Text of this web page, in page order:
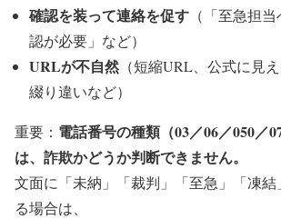
確認を装って連絡を促す （「至急担
認が必要」など）
URLが不自然 （短縮URL、公式に見
綴り違いなど）
重要： 電話番号の種類（03／06／050／
は、詐欺かどうか判断できません。
文面に「未納」「裁判」「至急」「凍
る場合は、